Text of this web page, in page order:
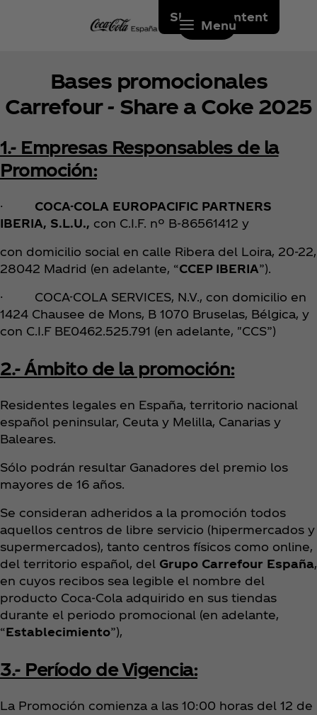
Skip to content
Menu
Bases promocionales
Carrefour - Share a Coke 2025
1.- Empresas Responsables de la
Promoción:
· COCA-COLA EUROPACIFIC PARTNERS
IBERIA, S.L.U., con C.I.F. nº B-86561412 y
con domicilio social en calle Ribera del Loira, 20-22,
28042 Madrid (en adelante, “CCEP IBERIA”).
· COCA-COLA SERVICES, N.V., con domicilio en
1424 Chausee de Mons, B 1070 Bruselas, Bélgica, y
con C.I.F BE0462.525.791 (en adelante, "CCS”)
2.- Ámbito de la promoción:
Residentes legales en España, territorio nacional
español peninsular, Ceuta y Melilla, Canarias y
Baleares.
Sólo podrán resultar Ganadores del premio los
mayores de 16 años.
Se consideran adheridos a la promoción todos
aquellos centros de libre servicio (hipermercados y
supermercados), tanto centros físicos como online,
del territorio español, del Grupo Carrefour España,
en cuyos recibos sea legible el nombre del
producto Coca‑Cola adquirido en sus tiendas
durante el periodo promocional (en adelante,
“Establecimiento”),
3.- Período de Vigencia:
La Promoción comienza a las 10:00 horas del 12 de